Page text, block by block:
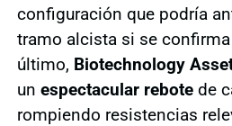
configuración que podría
tramo alcista si se
último, Biotechnology
un espectacular rebotede
rompiendo resistencias